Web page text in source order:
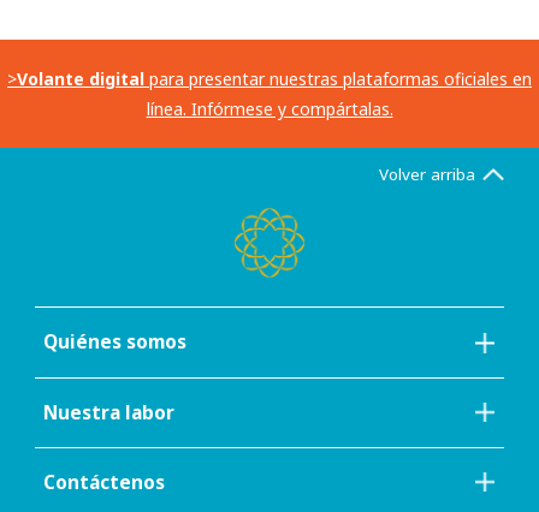
>Volante digital para presentar nuestras plataformas oficiales en
línea. Infórmese y compártalas.
Volver arriba
Quiénes somos
Nuestra labor
Contáctenos